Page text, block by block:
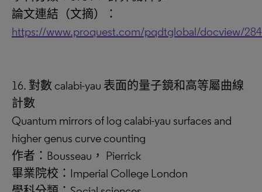
論文連結（文摘）：
https://www.proquest.com/pqdtglobal/docview/
16. 對數 calabi-yau 表面的量子鏡和高等屬曲線
計數
Quantum mirrors of log calabi-yau surfaces and
higher genus curve counting
作者：Bousseau， Pierrick
畢業院校：Imperial College London